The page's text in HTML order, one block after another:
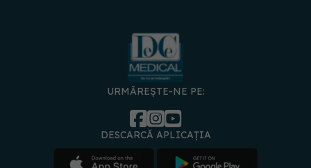
URMĂREȘTE-NE PE:
DESCARCĂ APLICAȚIA